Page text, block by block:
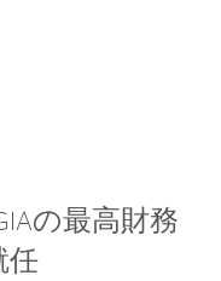
の最高財務
任